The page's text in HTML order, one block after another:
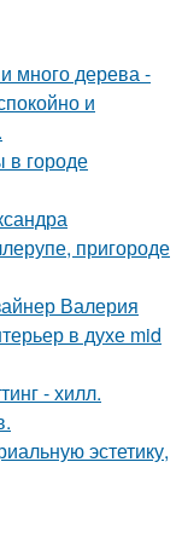
много дерева -
и
в городе
пригороде
Валерия
в духе mid
- хилл.
эстетику,